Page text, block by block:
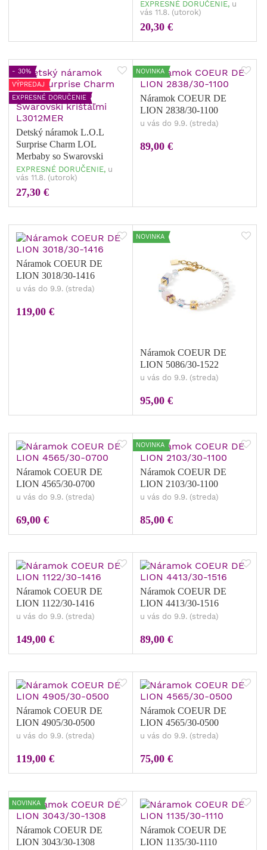
krištáľmi L3010QUE
EXPRESNÉ DORUČENIE, u
vás 11.8. (utorok)
20,30 €
- 30%
VÝPREDAJ
EXPRESNÉ DORUČENIE
Detský náramok L.O.L
Surprise Charm LOL
Merbaby so Swarovski
krištáľmi L3012MER
EXPRESNÉ DORUČENIE, u
vás 11.8. (utorok)
27,30 €
NOVINKA
Náramok COEUR DE
LION 2838/30-1100
u vás do 9.9. (streda)
89,00 €
Náramok COEUR DE
LION 3018/30-1416
u vás do 9.9. (streda)
119,00 €
NOVINKA
Náramok COEUR DE
LION 5086/30-1522
u vás do 9.9. (streda)
95,00 €
Náramok COEUR DE
LION 4565/30-0700
u vás do 9.9. (streda)
69,00 €
NOVINKA
Náramok COEUR DE
LION 2103/30-1100
u vás do 9.9. (streda)
85,00 €
Náramok COEUR DE
LION 1122/30-1416
u vás do 9.9. (streda)
149,00 €
Náramok COEUR DE
LION 4413/30-1516
u vás do 9.9. (streda)
89,00 €
Náramok COEUR DE
LION 4905/30-0500
u vás do 9.9. (streda)
119,00 €
Náramok COEUR DE
LION 4565/30-0500
u vás do 9.9. (streda)
75,00 €
NOVINKA
Náramok COEUR DE
LION 3043/30-1308
Náramok COEUR DE
LION 1135/30-1110